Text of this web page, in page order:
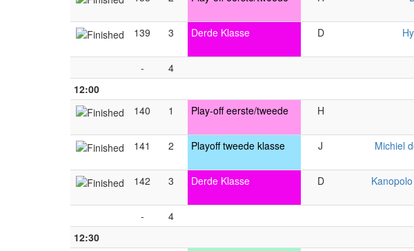
139
3 Derde Klasse D
-
4
12:00
140
1 Play-off eerste/tweede H
141
2 Playoff tweede klasse J
Michiel
142
3 Derde Klasse D
-
4
12:30